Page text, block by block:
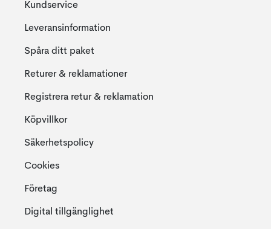
Kundservice
Leveransinformation
Spåra ditt paket
Returer & reklamationer
Registrera retur & reklamation
Köpvillkor
Säkerhetspolicy
Cookies
Företag
Digital tillgänglighet